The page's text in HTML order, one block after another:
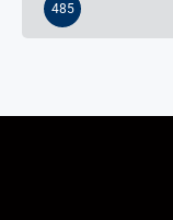
485